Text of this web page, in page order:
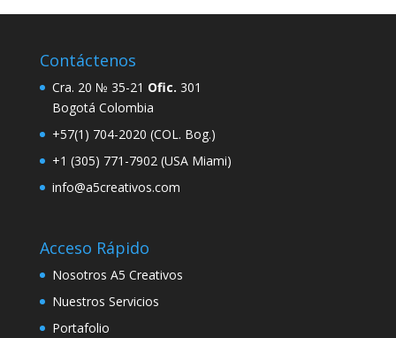
Contáctenos
Cra. 20 № 35-21 Ofic. 301
Bogotá Colombia
+57(1) 704-2020 (COL. Bog.)
+1 (305) 771-7902 (USA Miami)
info@a5creativos.com
Acceso Rápido
Nosotros A5 Creativos
Nuestros Servicios
Portafolio